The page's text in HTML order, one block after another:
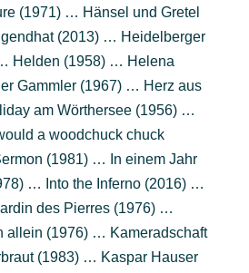
(1971) … Hänsel und Gretel
(2013) … Heidelberger
Helden (1958) … Helena
Gammler (1967) … Herz aus
am Wörthersee (1956) …
a woodchuck chuck
(1981) … In einem Jahr
… Into the Inferno (2016) …
des Pierres (1976) …
allein (1976) … Kameradschaft
(1983) … Kaspar Hauser